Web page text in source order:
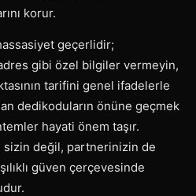
korur.
geçerlidir;
adres gibi özel bilgiler vermeyin,
tarifini genel ifadelerle
dedikoduların önüne geçmek
hayati önem taşır.
sizin değil, partnerinizin de
güven çerçevesinde